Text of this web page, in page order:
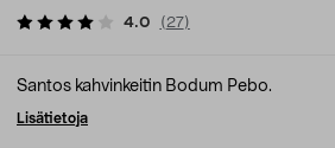
4.0 ( 27)
Santos kahvinkeitin Bodum Pebo.
Lisätietoja